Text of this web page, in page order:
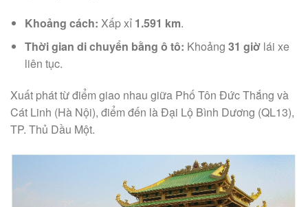
Khoảng cách: Xấp xỉ 1.591 km.
Thời gian di chuyển bằng ô tô: Khoảng 31 giờlái xe
liên tục.
Xuất phát từ điểm giao nhau giữa Phố Tôn Đức Thắng và
Cát Linh (Hà Nội), điểm đến là Đại Lộ Bình Dương (QL13),
TP. Thủ Dầu Một.